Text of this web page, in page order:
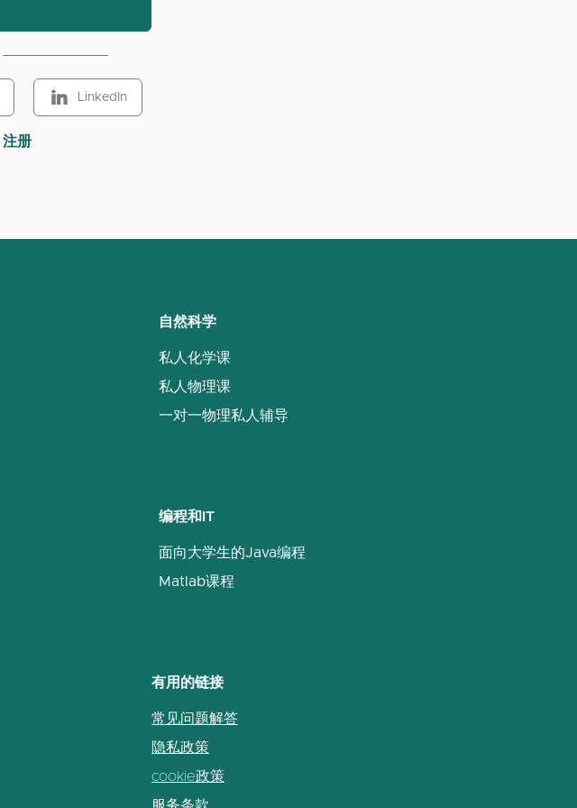
LinkedIn
注册
自然科学
私人化学课
私人物理课
一对一物理私人辅导
编程和IT
面向大学生的Java编程
Matlab课程
有用的链接
常见问题解答
隐私政策
cookie政策